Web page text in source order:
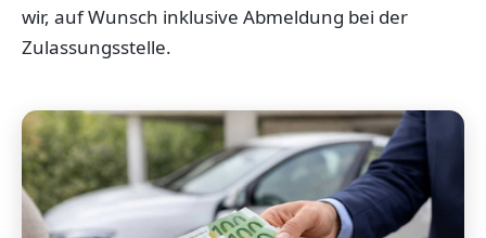
wir, auf Wunsch inklusive Abmeldung bei der
Zulassungsstelle.